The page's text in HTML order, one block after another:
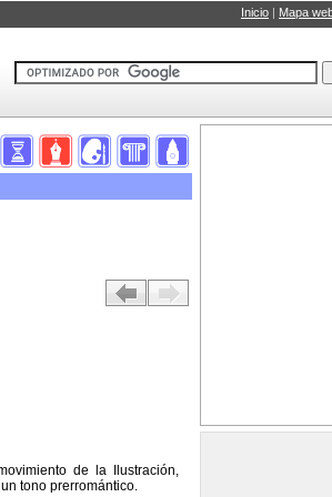
Inicio | Mapa
de la Ilustración,
tono prerromántico.